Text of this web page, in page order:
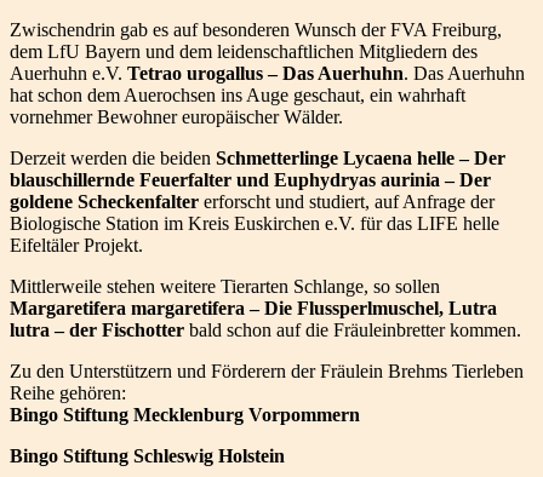
Zwischendrin gab es auf besonderen Wunsch der FVA Freiburg,
dem LfU Bayern und dem leidenschaftlichen Mitgliedern des
Auerhuhn e.V. Tetrao urogallus – Das Auerhuhn. Das Auerhuhn
hat schon dem Auerochsen ins Auge geschaut, ein wahrhaft
vornehmer Bewohner europäischer Wälder.
Derzeit werden die beiden Schmetterlinge Lycaena helle – Der
blauschillernde Feuerfalter und Euphydryas aurinia – Der
goldene Scheckenfalter erforscht und studiert, auf Anfrage der
Biologische Station im Kreis Euskirchen e.V. für das LIFE helle
Eifeltäler Projekt.
Mittlerweile stehen weitere Tierarten Schlange, so sollen
Margaretifera margaretifera – Die Flussperlmuschel, Lutra
lutra – der Fischotter bald schon auf die Fräuleinbretter kommen.
Zu den Unterstützern und Förderern der Fräulein Brehms Tierleben
Reihe gehören:
Bingo Stiftung Mecklenburg Vorpommern
Bingo Stiftung Schleswig Holstein